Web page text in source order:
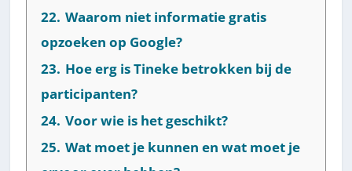
22. Waarom niet informatie gratis
opzoeken op Google?
23. Hoe erg is Tineke betrokken bij de
participanten?
24. Voor wie is het geschikt?
25. Wat moet je kunnen en wat moet je